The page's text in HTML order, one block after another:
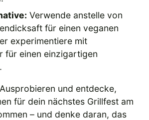
Verwende anstelle von
für einen veganen
experimentiere mit
für einen einzigartigen
und entdecke,
für dein nächstes Grillfest am
– und denke daran, das